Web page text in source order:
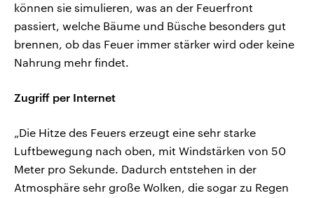
können sie simulieren, was an der Feuerfront
passiert, welche Bäume und Büsche besonders gut
brennen, ob das Feuer immer stärker wird oder keine
Nahrung mehr findet.
Zugriff per Internet
„Die Hitze des Feuers erzeugt eine sehr starke
Luftbewegung nach oben, mit Windstärken von 50
Meter pro Sekunde. Dadurch entstehen in der
Atmosphäre sehr große Wolken, die sogar zu Regen